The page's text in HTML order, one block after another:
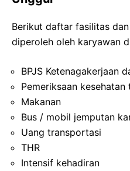
Berikut daftar fasilitas
diperoleh oleh karyawan
BPJS Ketenagakerjaan
Pemeriksaan
Makanan
Bus / mobil jemputan
Uang transportasi
THR
Intensif kehadiran